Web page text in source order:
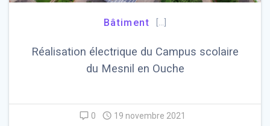
Bâtiment
Réalisation électrique du Campus scolaire
du Mesnil en Ouche
0
19 novembre 2021